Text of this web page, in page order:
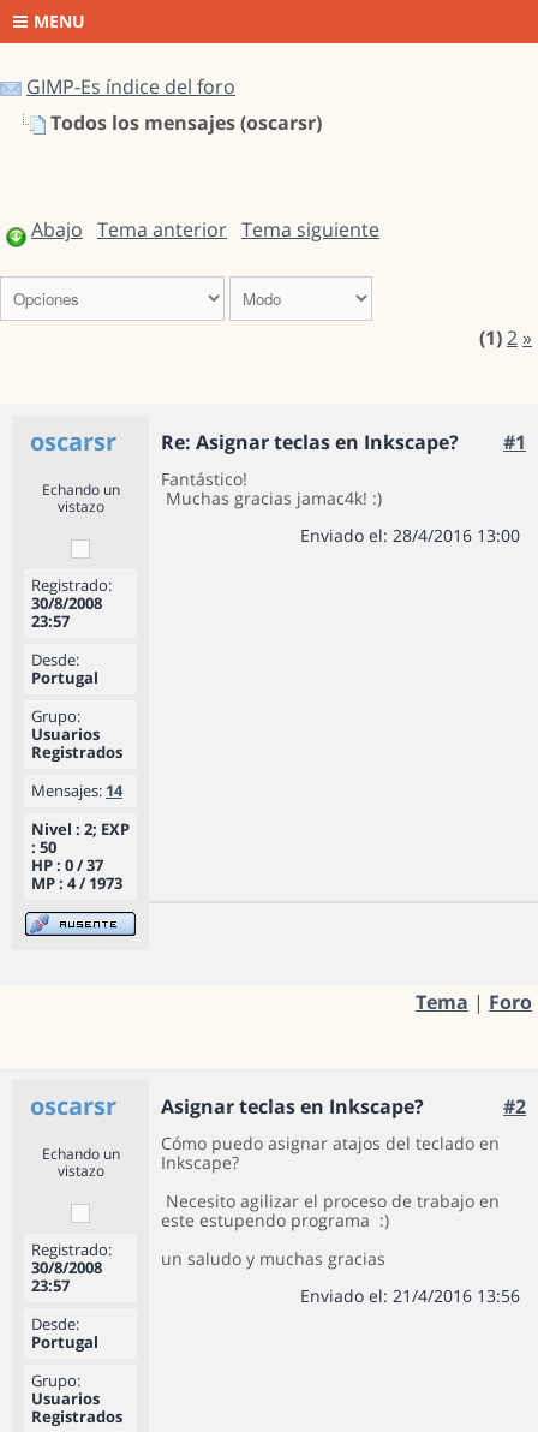
MENU
GIMP-Es índice del foro
Todos los mensajes (oscarsr)
Abajo Tema anterior Tema siguiente
(1)2»
oscarsr Re: Asignar teclas en Inkscape? #1
Echando un
vistazo
Registrado:
30/8/2008
23:57
Desde:
Portugal
Grupo:
Usuarios
Registrados
Mensajes: 14
Nivel : 2; EXP
: 50
HP : 0 / 37
MP : 4 / 1973
Fantástico!
Muchas gracias jamac4k! :)
Enviado el: 28/4/2016 13:00
Tema | Foro
oscarsr Asignar teclas en Inkscape? #2
Echando un
vistazo
Registrado:
30/8/2008
23:57
Desde:
Portugal
Grupo:
Usuarios
Registrados
Cómo puedo asignar atajos del teclado en
Inkscape?
Necesito agilizar el proceso de trabajo en
este estupendo programa :)
un saludo y muchas gracias
Enviado el: 21/4/2016 13:56